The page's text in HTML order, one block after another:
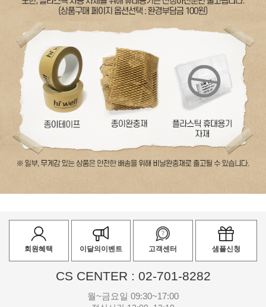
회원혜택 이달의이벤트 고객센터 샘플신청
CS CENTER : 02-701-8282
월~금요일 09:30~17:00